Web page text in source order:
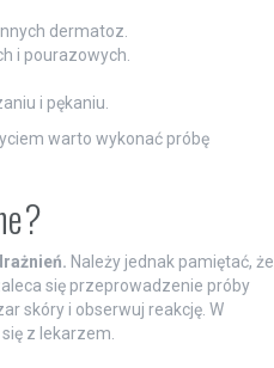
dermatoz.
i pourazowych.
i pękaniu.
warto wykonać próbę
Należy jednak pamiętać, że
się przeprowadzenie próby
skóry i obserwuj reakcję. W
z lekarzem.